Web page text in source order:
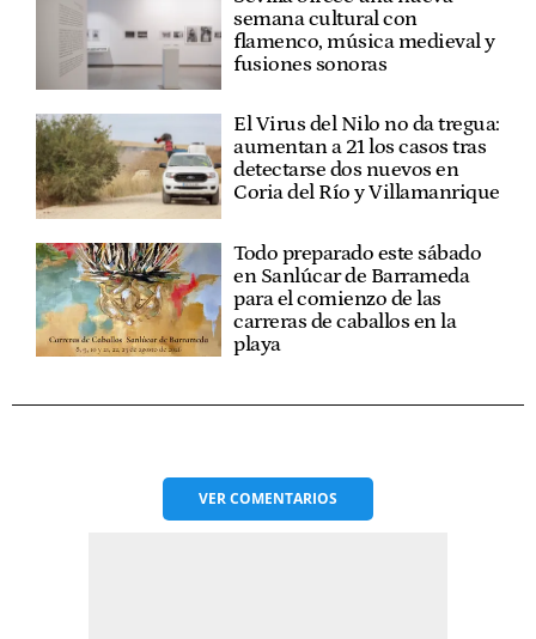
semana cultural con
flamenco, música medieval y
fusiones sonoras
El Virus del Nilo no da tregua:
aumentan a 21 los casos tras
detectarse dos nuevos en
Coria del Río y Villamanrique
Todo preparado este sábado
en Sanlúcar de Barrameda
para el comienzo de las
carreras de caballos en la
playa
VERCOMENTARIOS